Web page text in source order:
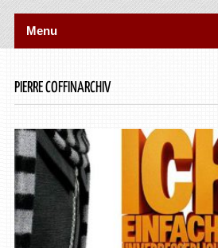
Menu
PIERRE COFFINARCHIV